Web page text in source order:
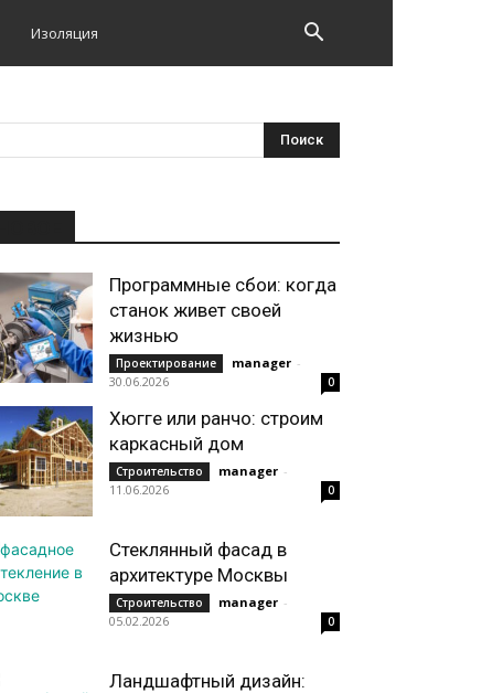
Изоляция
Программные сбои: когда
станок живет своей
жизнью
Проектирование manager -
30.06.2026
0
Хюгге или ранчо: строим
каркасный дом
Строительство manager -
11.06.2026
0
Стеклянный фасад в
архитектуре Москвы
Строительство manager -
05.02.2026
0
Ландшафтный дизайн: